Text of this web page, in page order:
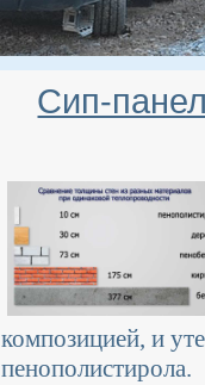
Сип-
композицией, и
пенополистирола.